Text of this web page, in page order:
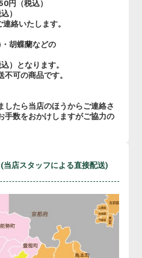
円（税込）
）
絡いたします。
胡蝶蘭などの
）となります。
可の商品です。
したら当店のほうからご連絡さ
手数をおかけしますがご協力の
(当店スタッフによる直接配送)